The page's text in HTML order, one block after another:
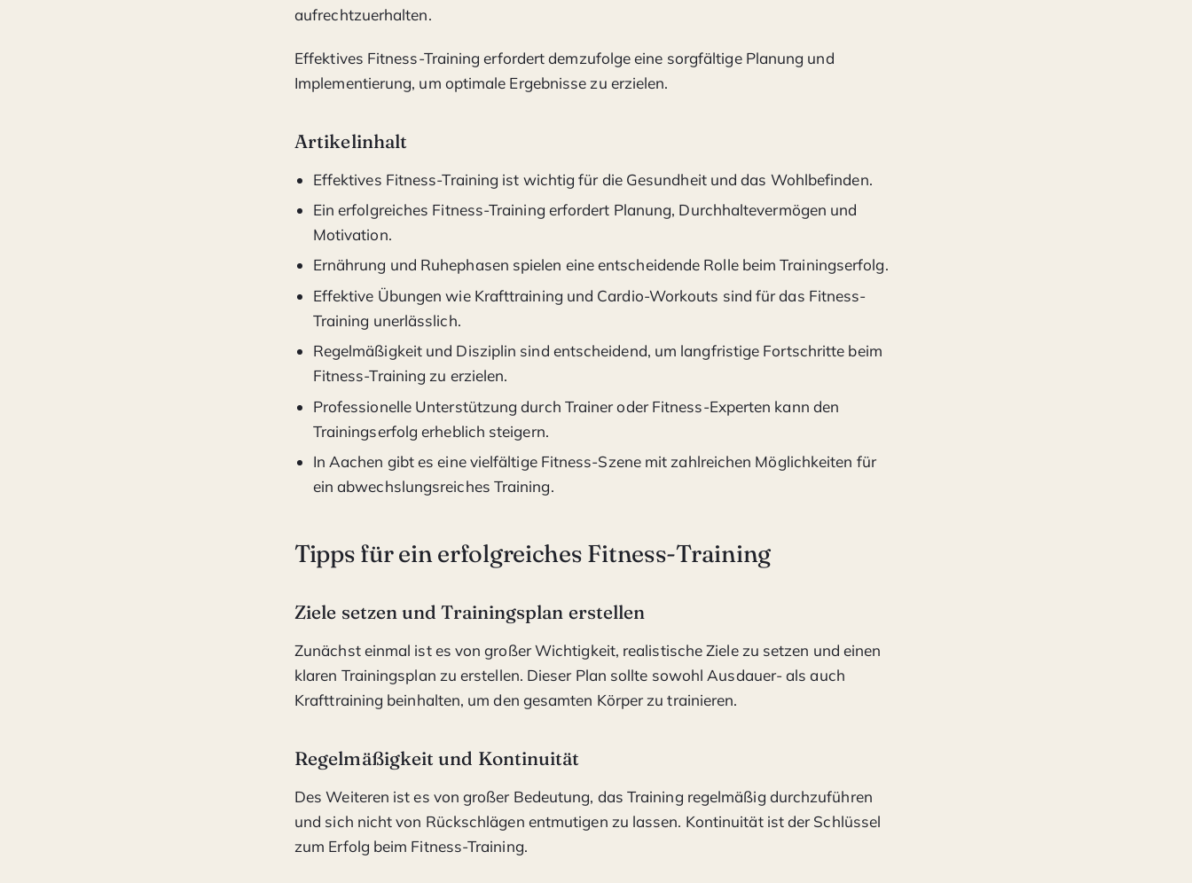
aufrechtzuerhalten.
Effektives Fitness-Training erfordert demzufolge eine sorgfältige Planung und
Implementierung, um optimale Ergebnisse zu erzielen.
Artikelinhalt
Effektives Fitness-Training ist wichtig für die Gesundheit und das Wohlbefinden.
Ein erfolgreiches Fitness-Training erfordert Planung, Durchhaltevermögen und
Motivation.
Ernährung und Ruhephasen spielen eine entscheidende Rolle beim Trainingserfolg.
Effektive Übungen wie Krafttraining und Cardio-Workouts sind für das Fitness-
Training unerlässlich.
Regelmäßigkeit und Disziplin sind entscheidend, um langfristige Fortschritte beim
Fitness-Training zu erzielen.
Professionelle Unterstützung durch Trainer oder Fitness-Experten kann den
Trainingserfolg erheblich steigern.
In Aachen gibt es eine vielfältige Fitness-Szene mit zahlreichen Möglichkeiten für
ein abwechslungsreiches Training.
Tipps für ein erfolgreiches Fitness-Training
Ziele setzen und Trainingsplan erstellen
Zunächst einmal ist es von großer Wichtigkeit, realistische Ziele zu setzen und einen
klaren Trainingsplan zu erstellen. Dieser Plan sollte sowohl Ausdauer- als auch
Krafttraining beinhalten, um den gesamten Körper zu trainieren.
Regelmäßigkeit und Kontinuität
Des Weiteren ist es von großer Bedeutung, das Training regelmäßig durchzuführen
und sich nicht von Rückschlägen entmutigen zu lassen. Kontinuität ist der Schlüssel
zum Erfolg beim Fitness-Training.